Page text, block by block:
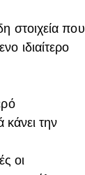
στοιχεία που
ιδιαίτερο
την
οι